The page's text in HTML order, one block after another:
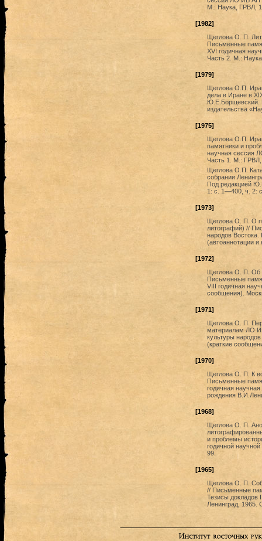
М.: Наука, ГРВЛ,
[1982]
Щеглова О. П.
Письменные
XVI годичная
Часть 2. М.:
[1979]
Щеглова О.П.
дела в Иране в
Ю.Е.Борщевский.
издательства
[1975]
Щеглова О.П.
памятники и
научная сессия
Часть 1. М.:
Щеглова О.П.
собрании
Под редакцией
1: с. 1—400, ч. 2:
[1973]
Щеглова О. П. О
литографий) //
народов
(автоаннотации
[1972]
Щеглова О. П. Об
Письменные
VIII годичная
сообщения).
[1971]
Щеглова О. П.
материалам ЛО
культуры
(краткие
[1970]
Щеглова О. П. К
Письменные
годичная
рождения
[1968]
Щеглова О. П.
и проблемы
годичной
99.
[1965]
Щеглова О. П.
// Письменные
Тезисы докладов
Ленинград, 1965.